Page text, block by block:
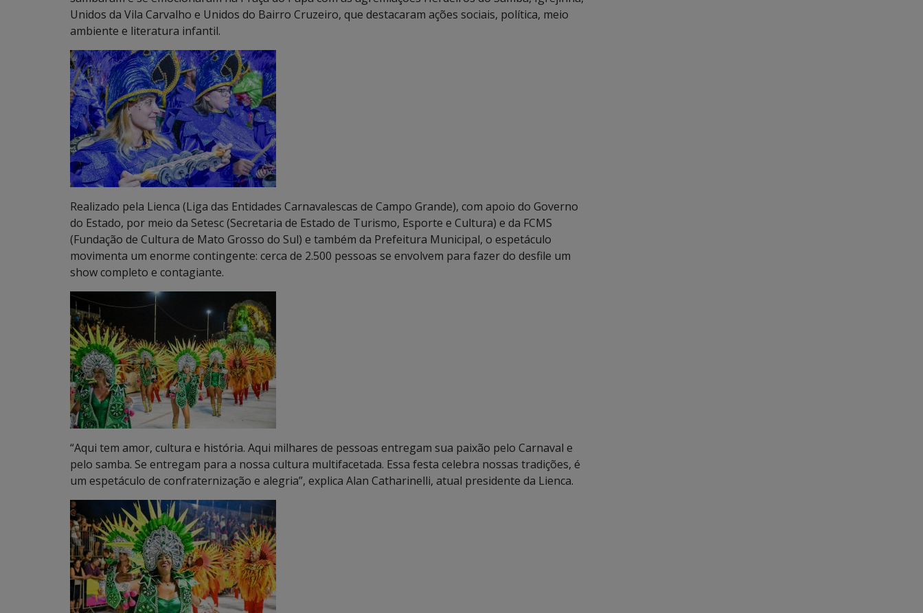
Unidos da Vila Carvalho e Unidos do Bairro Cruzeiro, que destacaram ações sociais, política, meio
ambiente e literatura infantil.
Realizado pela Lienca (Liga das Entidades Carnavalescas de Campo Grande), com apoio do Governo
do Estado, por meio da Setesc (Secretaria de Estado de Turismo, Esporte e Cultura) e da FCMS
(Fundação de Cultura de Mato Grosso do Sul) e também da Prefeitura Municipal, o espetáculo
movimenta um enorme contingente: cerca de 2.500 pessoas se envolvem para fazer do desfile um
show completo e contagiante.
“Aqui tem amor, cultura e história. Aqui milhares de pessoas entregam sua paixão pelo Carnaval e
pelo samba. Se entregam para a nossa cultura multifacetada. Essa festa celebra nossas tradições, é
um espetáculo de confraternização e alegria”, explica Alan Catharinelli, atual presidente da Lienca.